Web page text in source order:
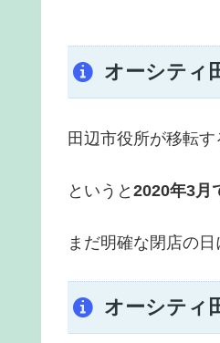
オーシティ
田辺市役所が移転
というと 2020年3月
まだ明確な閉店の日
オーシティ